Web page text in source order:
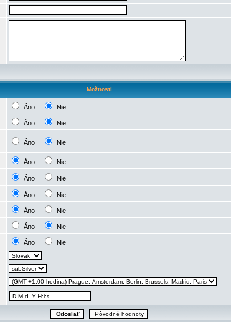
Možnosti
Áno Nie
Áno
Nie
Áno Nie
Áno
Nie
Áno Nie
Áno Nie
Áno Nie
Áno Nie
Áno
Nie